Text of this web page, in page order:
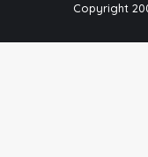
Copyright